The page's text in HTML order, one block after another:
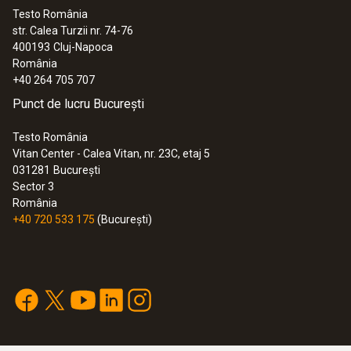
Date tehnice generale
Dimensiuni
1660 mm
Lungime tijă sondă
125 mm
Carcasă
Clasă de protecție
:0560 7351
testo 735-1 - instrument pentru
măsurarea temperaturii (3 canale)
2.492,60 RON
Testo România
str. Calea Turzii nr. 74-76
400193 Cluj-Napoca
România
+40 264 705 707
Punct de lucru București
Testo România
Vitan Center - Calea Vitan, nr. 23C, etaj 5
031281 București
Sector 3
România
+40 720 533 175 (București)